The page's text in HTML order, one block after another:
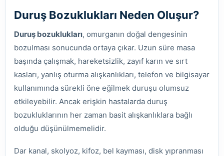
Duruş Bozuklukları Neden Oluşur?
Duruş bozuklukları, omurganın doğal dengesinin
bozulması sonucunda ortaya çıkar. Uzun süre masa
başında çalışmak, hareketsizlik, zayıf karın ve sırt
kasları, yanlış oturma alışkanlıkları, telefon ve bilgisayar
kullanımında sürekli öne eğilmek duruşu olumsuz
etkileyebilir. Ancak erişkin hastalarda duruş
bozukluklarının her zaman basit alışkanlıklara bağlı
olduğu düşünülmemelidir.
Dar kanal, skolyoz, kifoz, bel kayması, disk yıpranması